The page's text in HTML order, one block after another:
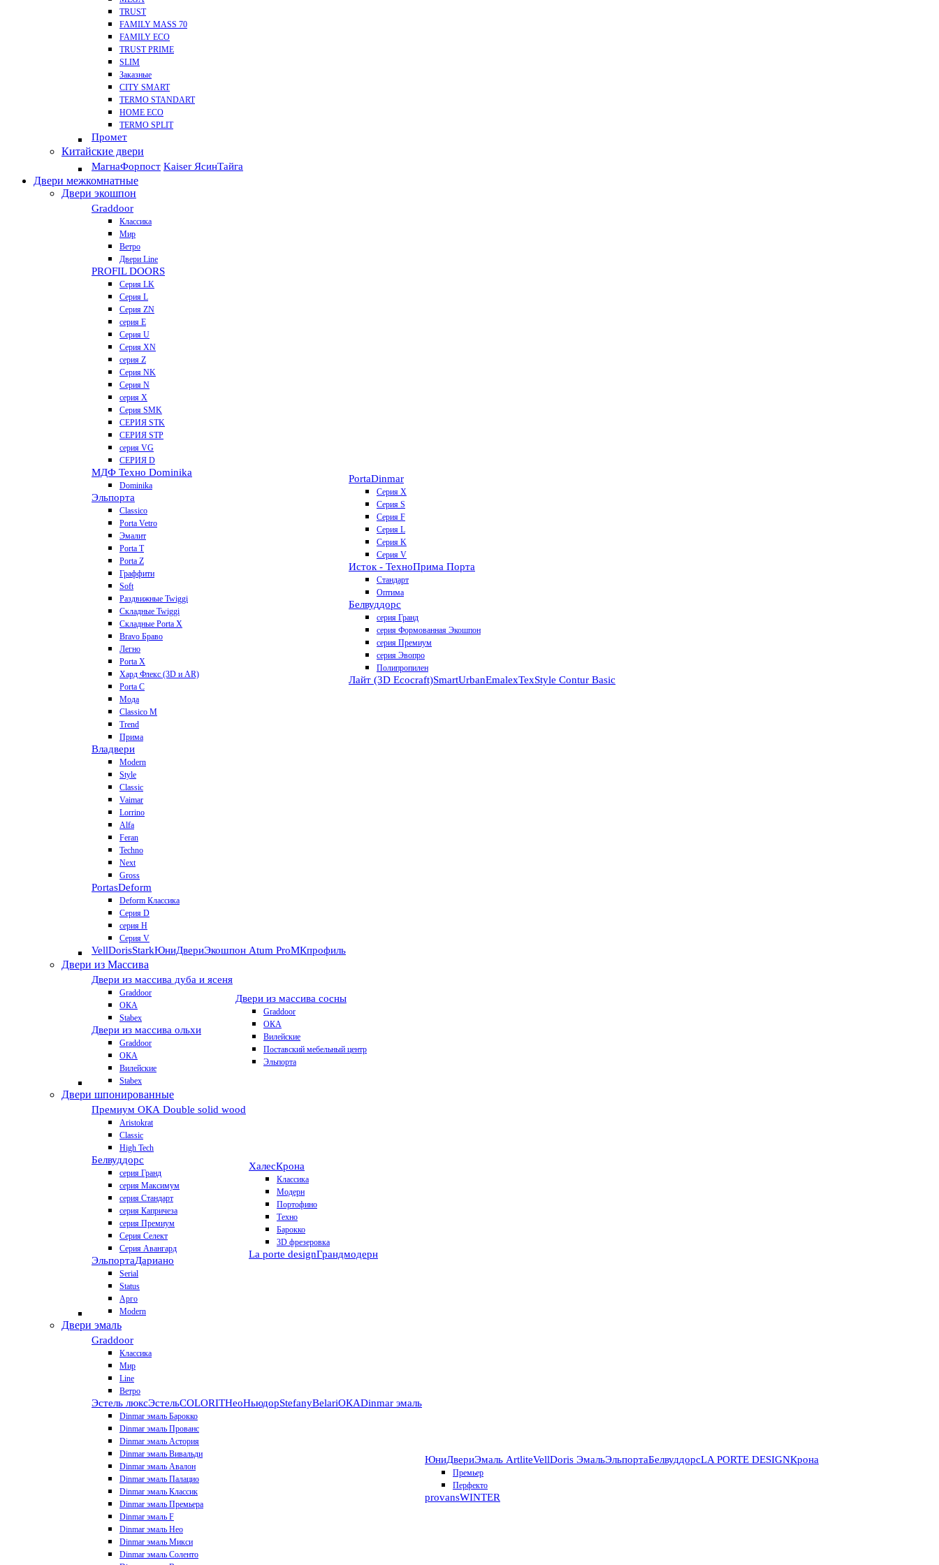
TRUST
FAMILY MASS 70
FAMILY ECO
TRUST PRIME
SLIM
Заказные
CITY SMART
TERMO STANDART
HOME ECO
ТЕRМО SPLIT
Промет
Китайские двери
МагнаФорпост Kaiser ЯсинТайга
Двери межкомнатные
Двери экошпон
Graddoor
Классика
Мир
Ветро
Двери Line
PROFIL DOORS
Серия LK
Серия L
Серия ZN
серия E
Серия U
Серия XN
серия Z
Серия NK
Серия N
серия X
Серия SMK
СЕРИЯ STK
СЕРИЯ STP
серия VG
СЕРИЯ D
МДФ Техно Dominika
Dominika
Эльпорта
Classico
Porta Vetro
Эмалит
Porta T
Porta Z
Граффити
Soft
Раздвижные Twiggi
Складные Twiggi
Складные Porta X
Bravo Браво
Легно
Porta X
Хард Флекс (3D и AR)
Porta C
Мода
Classico M
Trend
Прима
Владвери
Modern
Style
Classic
Vaimar
Lorrino
Alfa
Feran
Techno
Next
Gross
PortasDeform
Deform Классика
Серия D
серия H
Серия V
VellDorisStarkЮниДвериЭкошпон Atum ProМКпрофиль
PortaDinmar
Серия X
Серия S
Серия F
Серия L
Серия K
Серия V
Исток - ТехноПрима Порта
Стандарт
Оптима
Белвуддорс
серия Гранд
серия Формованная Экошпон
серия Премиум
серия Эвопро
Полипропилен
Лайт (3D Ecocraft)SmartUrbanEmalexTexStyle Contur Basic
Двери из Массива
Двери из массива дуба и ясеня
Graddoor
ОКА
Stabex
Двери из массива ольхи
Graddoor
ОКА
Вилейские
Stabex
Двери из массива сосны
Graddoor
ОКА
Вилейские
Поставский мебельный центр
Эльпорта
Двери шпонированные
Премиум ОКА Double solid wood
Aristokrat
Classic
High Tech
Белвуддорс
серия Гранд
серия Максимум
серия Стандарт
серия Капричеза
серия Премиум
Серия Селект
Серия Авангард
ЭльпортаДариано
Serial
Status
Арго
Modern
ХалесКрона
Классика
Модерн
Портофино
Техно
Барокко
3D фрезеровка
La porte designГрандмодерн
Двери эмаль
Graddoor
Классика
Мир
Line
Ветро
Эстель люксЭстельCOLORITНеоНьюдорStefanyBelariОКАDinmar эмаль
Dinmar эмаль Барокко
Dinmar эмаль Прованс
Dinmar эмаль Астория
Dinmar эмаль Вивальди
Dinmar эмаль Авалон
Dinmar эмаль Палацио
Dinmar эмаль Классик
Dinmar эмаль Премьера
Dinmar эмаль F
Dinmar эмаль Нео
Dinmar эмаль Микси
Dinmar эмаль Соленто
ЮниДвериЭмаль ArtliteVellDoris ЭмальЭльпортаБелвуддорсLA PORTE DESIGNКрона
Премьер
Перфекто
provansWINTER